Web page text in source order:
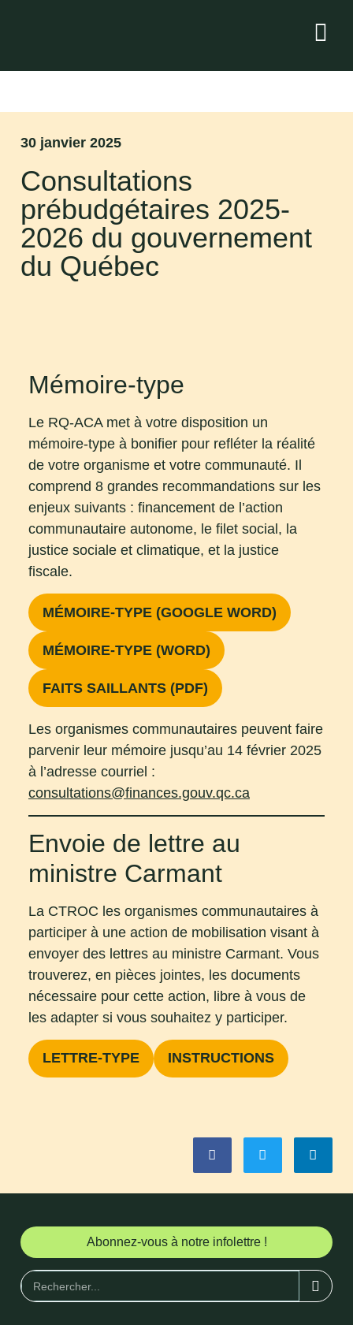
30 janvier 2025
Consultations
prébudgétaires 2025-
2026 du gouvernement
du Québec
Mémoire-type
Le RQ-ACA met à votre disposition un
mémoire-type à bonifier pour refléter la réalité
de votre organisme et votre communauté. Il
comprend 8 grandes recommandations sur les
enjeux suivants : financement de l’action
communautaire autonome, le filet social, la
justice sociale et climatique, et la justice
fiscale.
MÉMOIRE-TYPE (GOOGLE WORD)
MÉMOIRE-TYPE (WORD)
FAITS SAILLANTS (PDF)
Les organismes communautaires peuvent faire
parvenir leur mémoire jusqu’au 14 février 2025
à l’adresse courriel :
consultations@finances.gouv.qc.ca
Envoie de lettre au
ministre Carmant
La CTROC les organismes communautaires à
participer à une action de mobilisation visant à
envoyer des lettres au ministre Carmant. Vous
trouverez, en pièces jointes, les documents
nécessaire pour cette action, libre à vous de
les adapter si vous souhaitez y participer.
LETTRE-TYPE INSTRUCTIONS
Abonnez-vous à notre infolettre !